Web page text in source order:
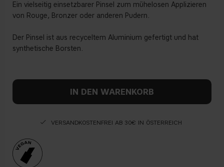
Ein vielseitig einsetzbarer Pinsel zum mühelosen Applizieren
von Rouge, Bronzer oder anderen Pudern.
Der Pinsel ist aus recyceltem Aluminium gefertigt und hat
synthetische Borsten.
IN DEN WARENKORB
VERSANDKOSTENFREI AB 30€ IN ÖSTERREICH